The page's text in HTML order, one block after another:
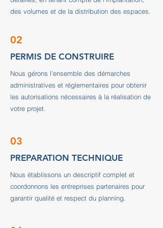
des volumes et de la distribution des espaces.
02
PERMIS DE CONSTRUIRE
Nous gérons l'ensemble des démarches
administratives et réglementaires pour obtenir
les autorisations nécessaires à la réalisation de
votre projet.
03
PREPARATION TECHNIQUE
Nous établissons un descriptif complet et
coordonnons les entreprises partenaires pour
garantir qualité et respect du planning.